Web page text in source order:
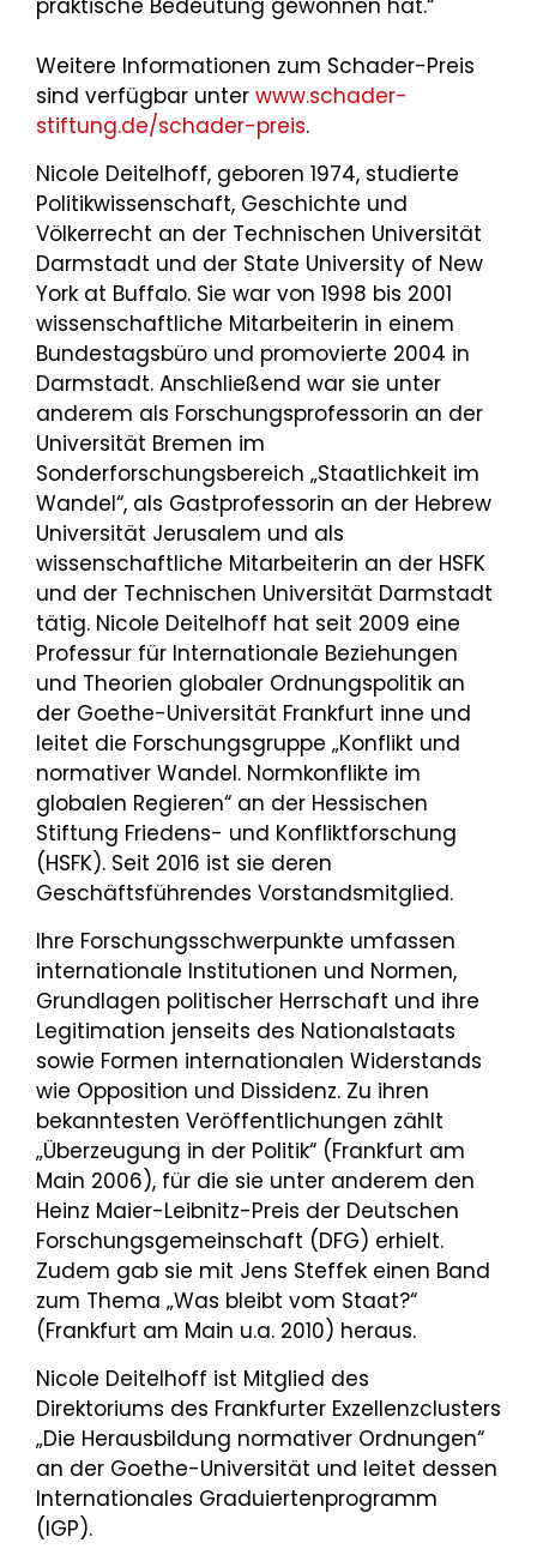
praktische Bedeutung gewonnen hat.“
Weitere Informationen zum Schader-Preis
sind verfügbar unter www.schader-
stiftung.de/schader-preis.
Nicole Deitelhoff, geboren 1974, studierte
Politikwissenschaft, Geschichte und
Völkerrecht an der Technischen Universität
Darmstadt und der State University of New
York at Buffalo. Sie war von 1998 bis 2001
wissenschaftliche Mitarbeiterin in einem
Bundestagsbüro und promovierte 2004 in
Darmstadt. Anschließend war sie unter
anderem als Forschungsprofessorin an der
Universität Bremen im
Sonderforschungsbereich „Staatlichkeit im
Wandel“, als Gastprofessorin an der Hebrew
Universität Jerusalem und als
wissenschaftliche Mitarbeiterin an der HSFK
und der Technischen Universität Darmstadt
tätig. Nicole Deitelhoff hat seit 2009 eine
Professur für Internationale Beziehungen
und Theorien globaler Ordnungspolitik an
der Goethe-Universität Frankfurt inne und
leitet die Forschungsgruppe „Konflikt und
normativer Wandel. Normkonflikte im
globalen Regieren“ an der Hessischen
Stiftung Friedens- und Konfliktforschung
(HSFK). Seit 2016 ist sie deren
Geschäftsführendes Vorstandsmitglied.
Ihre Forschungsschwerpunkte umfassen
internationale Institutionen und Normen,
Grundlagen politischer Herrschaft und ihre
Legitimation jenseits des Nationalstaats
sowie Formen internationalen Widerstands
wie Opposition und Dissidenz. Zu ihren
bekanntesten Veröffentlichungen zählt
„Überzeugung in der Politik“ (Frankfurt am
Main 2006), für die sie unter anderem den
Heinz Maier-Leibnitz-Preis der Deutschen
Forschungsgemeinschaft (DFG) erhielt.
Zudem gab sie mit Jens Steffek einen Band
zum Thema „Was bleibt vom Staat?“
(Frankfurt am Main u.a. 2010) heraus.
Nicole Deitelhoff ist Mitglied des
Direktoriums des Frankfurter Exzellenzclusters
„Die Herausbildung normativer Ordnungen“
an der Goethe-Universität und leitet dessen
Internationales Graduiertenprogramm
(IGP).